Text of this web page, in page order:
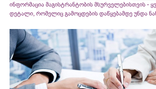
ინფორმაცია მაგისტრანტობის მსურველებისთვის -
დეტალი, რომელიც გამოცდების დაწყებამდე უნდა